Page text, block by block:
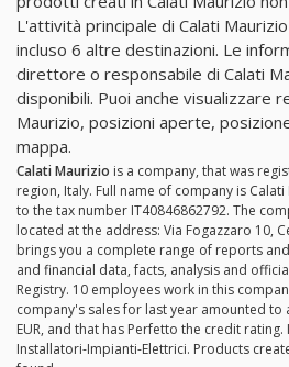
L'attività principale di Calati
incluso 6 altre destinazioni. Le
direttore o responsabile di Calati
disponibili. Puoi anche visualizzare
Maurizio, posizioni aperte,
mappa.
Calati Maurizio is a company, that was
region, Italy. Full name of company is
to the tax number IT40846862792. The
located at the address: Via Fogazzaro 10,
brings you a complete range of reports
and financial data, facts, analysis and
Registry. 10 employees work in this
company's sales for last year amounted
EUR, and that has Perfetto the credit
Installatori-Impianti-Elettrici. Products